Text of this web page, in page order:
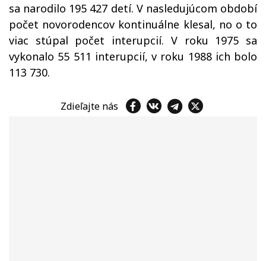
sa narodilo 195 427 detí. V nasledujúcom období
počet novorodencov kontinuálne klesal, no o to
viac stúpal počet interupcií. V roku 1975 sa
vykonalo 55 511 interupcií, v roku 1988 ich bolo
113 730.
Zdieľajte nás